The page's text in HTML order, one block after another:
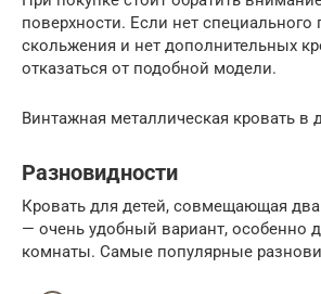
поверхности. Если нет специального
скольжения и нет дополнительных
отказаться от подобной модели.
Винтажная металлическая кровать в
Разновидности
Кровать для детей, совмещающая
— очень удобный вариант, особенно
комнаты. Самые популярные